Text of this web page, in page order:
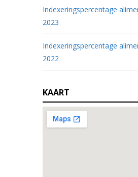
Indexeringspercentage
2023
Indexeringspercentage
2022
KAART